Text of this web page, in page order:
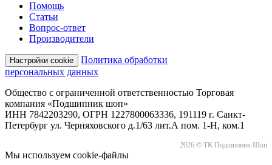
Помощь
Статьи
Вопрос-ответ
Производители
Настройки cookie
Политика обработки
персональных данных
Общество с ограниченной ответственностью Торговая
компания «Подшипник шоп»
ИНН 7842203290, ОГРН 1227800063336, 191119 г. Санкт-
Петербург ул. Черняховского д.1/63 лит.А пом. 1-Н, ком.1
2026 © ТК Подшипник Шоп
Мы используем cookie-файлы